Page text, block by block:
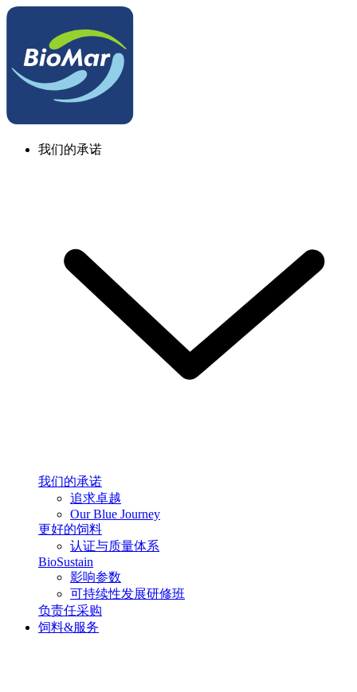
我们的承诺
我们的承诺
追求卓越
Our Blue Journey
更好的饲料
认证与质量体系
BioSustain
影响参数
可持续性发展研修班
负责任采购
饲料&服务